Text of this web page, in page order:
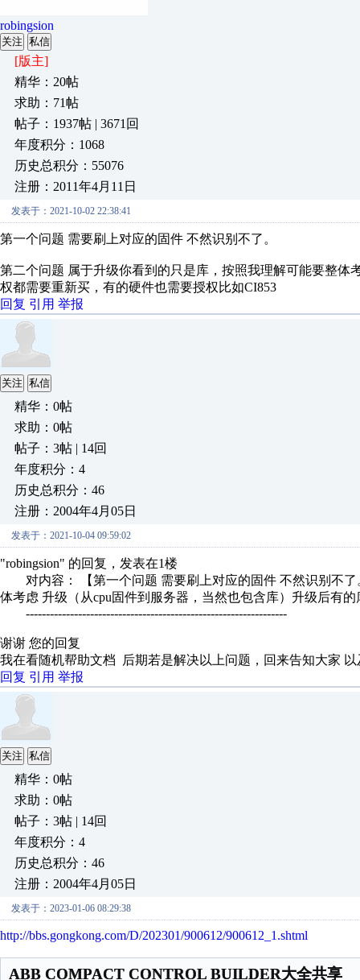
robingsion
关注 私信
[版主]
精华：20帖
求助：71帖
帖子：1937帖 | 3671回
年度积分：1068
历史总积分：55076
注册：2011年4月11日
发表于：2021-10-02 22:38:41
第一个问题 需要刷上对应的固件 不然识别不了。
第二个问题 属于升级你看到的只是库，按照我理解可能要整体
权都需要重新买，有的硬件也需要授权比如CI853
回复 引用 举报
关注 私信
精华：0帖
求助：0帖
帖子：3帖 | 14回
年度积分：4
历史总积分：46
注册：2004年4月05日
发表于：2021-10-04 09:59:02
"robingsion" 的回复，发表在1楼
对内容： 【第一个问题 需要刷上对应的固件 不然识别不了
体考虑 升级（从cpu固件到服务器，当然也包含库）升级后有
-----------------------------------------------------------------
谢谢 您的回复
我在看随机帮助文档 后期若是解决以上问题，回来告知大家 以
回复 引用 举报
关注 私信
精华：0帖
求助：0帖
帖子：3帖 | 14回
年度积分：4
历史总积分：46
注册：2004年4月05日
发表于：2023-01-06 08:29:38
http://bbs.gongkong.com/D/202301/900612/900612_1.shtml
ABB COMPACT CONTROL BUILDER大全共享